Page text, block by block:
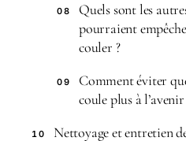
08
Quels sont les
pourraient
couler ?
09
Comment éviter
coule plus à l’avenir
10 Nettoyage et entretien